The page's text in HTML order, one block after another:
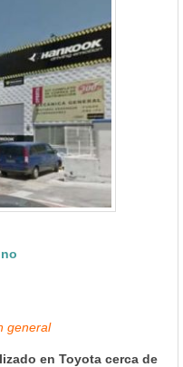
general
en Toyota cerca de